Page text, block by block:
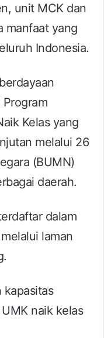
unit MCK dan
manfaat yang
Indonesia.
Kelas yang
melalui 26
(BUMN)
daerah.
dalam
laman
kapasitas
naik kelas